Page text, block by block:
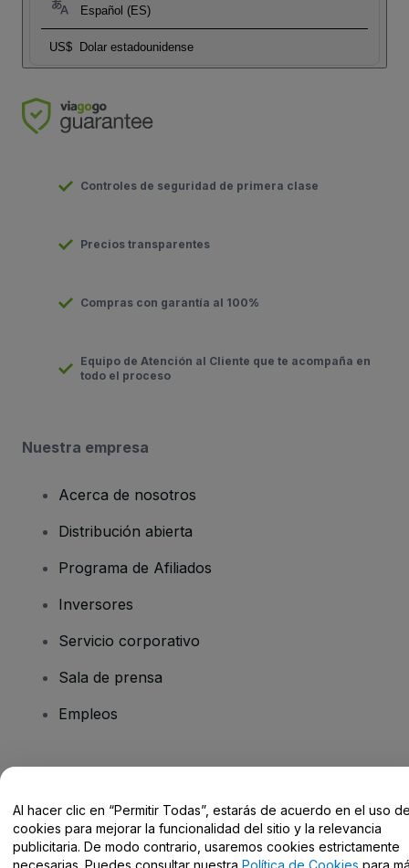
Español (ES)
US$ Dolar estadounidense
Controles de seguridad de primera clase
Precios transparentes
Compras con garantía al 100%
Equipo de Atención al Cliente que te acompaña en
todo el proceso
Nuestra empresa
Acerca de nosotros
Distribución abierta
Programa de Afiliados
Inversores
Servicio corporativo
Sala de prensa
Empleos
Centro de Ayuda / Contacto
Al hacer clic en “Permitir Todas”, estarás de acuerdo en el uso
cookies para mejorar la funcionalidad del sitio y la relevancia
publicitaria. De modo contrario, usaremos cookies estrictamente
necesarias. Puedes consultar nuestra Política de Cookies para